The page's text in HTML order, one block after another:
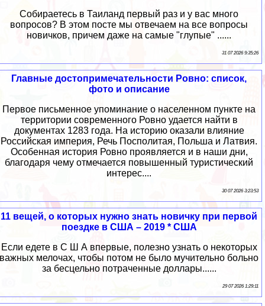
Собираетесь в Таиланд первый раз и у вас много
вопросов? В этом посте мы отвечаем на все вопросы
новичков, причем даже на самые "глупые" ......
31 07 2026 9:35:26
Главные достопримечательности Ровно: список,
фото и описание
Первое письменное упоминание о населенном пункте на
территории современного Ровно удается найти в
документах 1283 года. На историю оказали влияние
Российская империя, Речь Посполитая, Польша и Латвия.
Особенная история Ровно проявляется и в наши дни,
благодаря чему отмечается повышенный туристический
интерес....
30 07 2026 3:23:53
11 вещей, о которых нужно знать новичку при первой
поездке в США – 2019 * США
Если едете в С Ш А впервые, полезно узнать о некоторых
важных мелочах, чтобы потом не было мучительно больно
за бесцельно потраченные доллары......
29 07 2026 1:29:11